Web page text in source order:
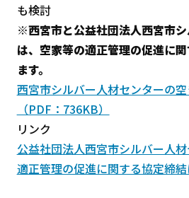
も検討
※西宮市と公益社団法人西宮市
は、空家等の適正管理の促進に
ます。
西宮市シルバー人材センターの
（PDF：736KB）
リンク
公益社団法人西宮市シルバー人
適正管理の促進に関する協定締